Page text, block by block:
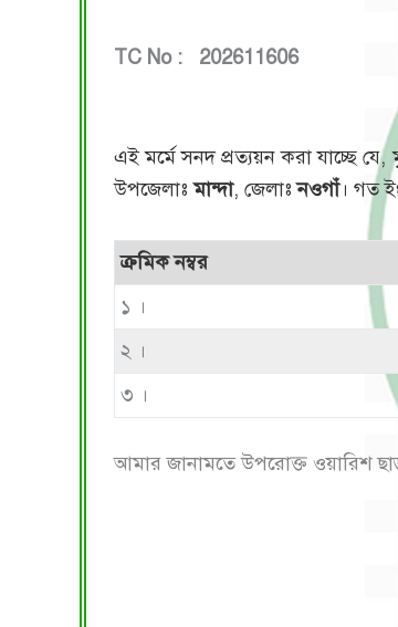
TC No : 202611606
এই মর্মে সনদ প্রত্যয়ন করা যাচ্ছে
উপজেলাঃমান্দা, জেলাঃনওগাঁ। গত
ক্রমিক নম্বর
১ ।
২ ।
৩ ।
আমার জানামতে উপরোক্ত ওয়ারিশ